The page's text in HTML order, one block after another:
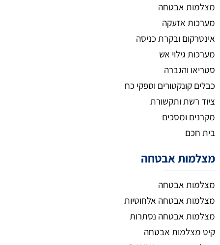
מצלמות אבטחה
מערכות אזעקה
אינטרקום ובקרת כניסה
מערכות גילוי אש
סטריאו והגברה
כבלים קונקטורים וספקי כח
ציוד רשת ותקשורת
מקרנים ומסכים
בית חכם
מצלמות אבטחה
מצלמות אבטחה
מצלמות אבטחה אלחוטיות
מצלמות אבטחה נסתרות
קיט מצלמות אבטחה